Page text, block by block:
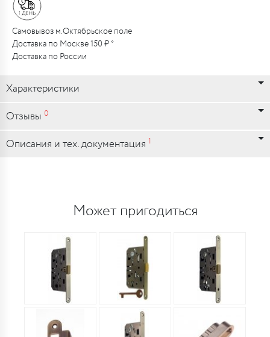
Самовывоз м.Октябрьское поле
Доставка по Москве 150 ₽ *
Доставка по России
Характеристики
Отзывы 0
Описания и тех. документация 1
Может пригодиться